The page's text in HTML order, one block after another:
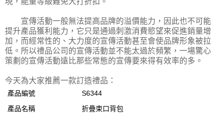
宣傳活動一般無法提高品牌的溢價能力，因此也不可能
提升產品獲利能力，它只是通過刺激消費慾望來促進銷量增
加，而經常性的、大力度的宣傳活動甚至會使品牌形象被拉
低。所以禮品公司的宣傳活動並不能太過於頻繁，一場驚心
策劃的宣傳活動遠比那些常態的宣傳要來得有效率的多。
今天為大家推薦一款訂造禮品：
產品編號
S6344
產品名稱
折疊束口背包